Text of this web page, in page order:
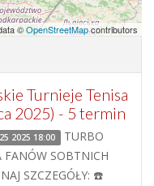
©OpenStreetMapcontributors
Turnieje Tenisa
2025) - 5 termin
2025 18:00 TURBO
FANÓW SOBTNICH
SZCZEGÓŁY: ☎️